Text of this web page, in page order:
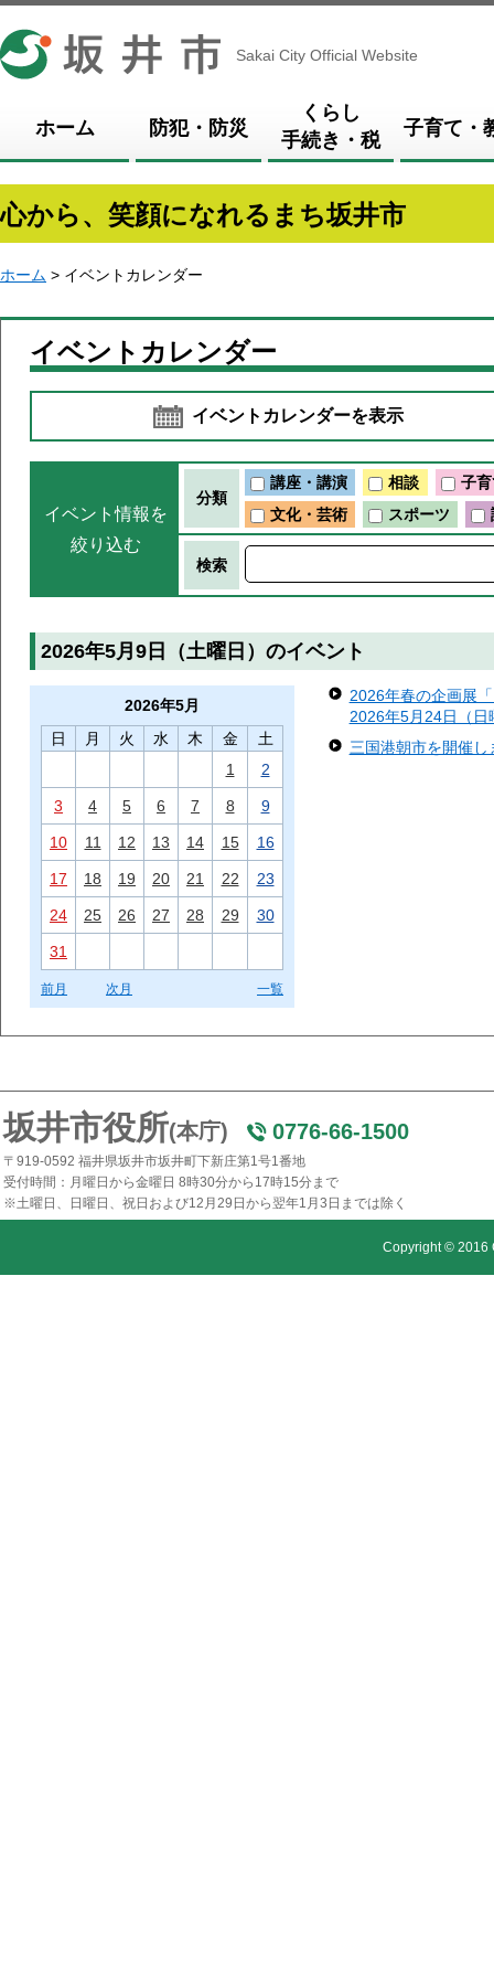
坂井市
Sakai City Official Website
ホーム 防犯・防災
くらし
手続き・税
子育て・
心から、笑顔になれるまち坂井市
ホーム > イベントカレンダー
イベントカレンダー
イベントカレンダーを表示
イベント情報を
絞り込む
分類
講座・講演 相談
子
文化・芸術
スポーツ
検索
2026年5月9日（土曜日）のイベント
2026年5月
日
月 火 水 木 金
土
1
2
3 4 5 6 7 8 9
10 11 12 13 14 15 16
17 18 19 20 21 22 23
24 25 26 27 28 29 30
31
前月 一覧
次月
2026年春の企画展
2026年5月24日（日
三国港朝市を開催
坂井市役所(本庁) 0776-66-1500
〒919-0592 福井県坂井市坂井町下新庄第1号1番地
受付時間：月曜日から金曜日 8時30分から17時15分まで
※土曜日、日曜日、祝日および12月29日から翌年1月3日までは除く
Copyright © 2016